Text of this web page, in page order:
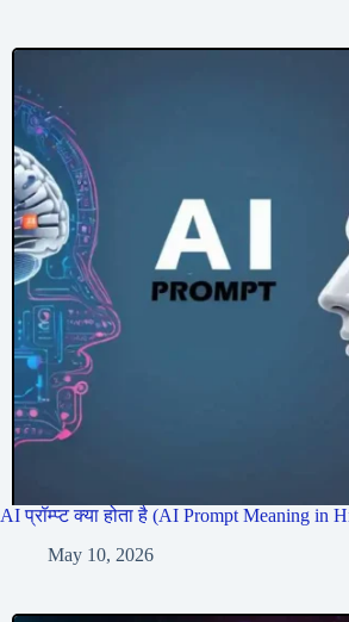
AI प्रॉम्प्ट क्या होता है (AI Prompt Meaning in
May 10, 2026